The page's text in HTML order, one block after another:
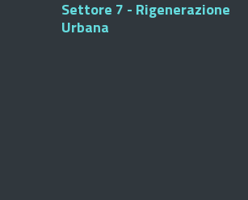
Settore 7 - Rigenerazione
Urbana